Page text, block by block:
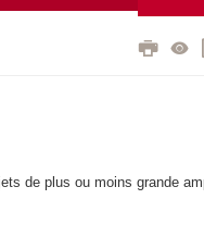
de plus ou moins grande